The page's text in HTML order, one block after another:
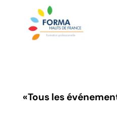
«Tous les